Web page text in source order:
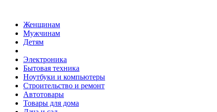
Женщинам
Мужчинам
Детям
Электроника
Бытовая техника
Ноутбуки и компьютеры
Строительство и ремонт
Автотовары
Товары для дома